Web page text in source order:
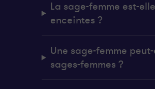
La sage-femme est-
enceintes ?
Une sage-femme
sages-femmes ?